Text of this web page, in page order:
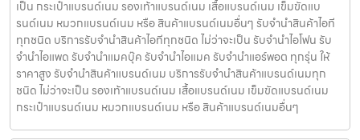
เป็น กระเป๋าแบรนด์เนม รองเท้าแบรนด์เนม เสื้อแบรนด์เนม เข็มขัดแบ
รนด์เนม หมวกแบรนด์เนม หรือ สินค้าแบรนด์เนมอื่นๆ รับจำนำสินค้าไอที
ทุกชนิด บริการรับจำนำสินค้าไอทีทุกชนิด ไม่ว่าจะเป็น รับจำนำไอโฟน รับ
จำนำไอแพด รับจำนำแมคบุ๊ค รับจำนำไอแมค รับจำนำแอร์พอต ทุกรุ่น ให้
ราคาสูง รับจำนำสินค้าแบรนด์เนม บริการรับจำนำสินค้าแบรนด์เนมทุก
ชนิด ไม่ว่าจะเป็น รองเท้าแบรนด์เนม เสื้อแบรนด์เนม เข็มขัดแบรนด์เนม
กระเป๋าแบรนด์เนม หมวกแบรนด์เนม หรือ สินค้าแบรนด์เนมอื่นๆ